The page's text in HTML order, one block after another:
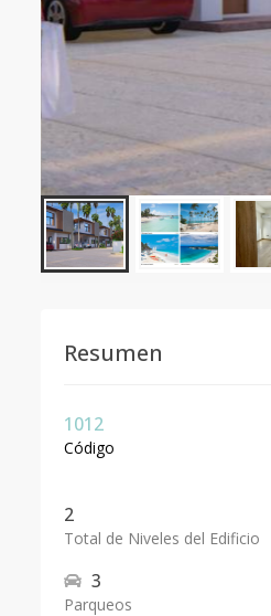
Resumen
1012
Código
2
Total de Niveles del Edificio
3
Parqueos